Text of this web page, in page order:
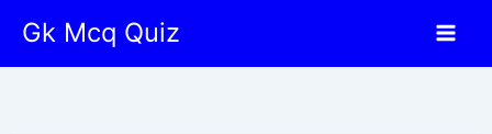
content
Gk Mcq Quiz